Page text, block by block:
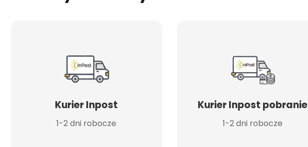
Kurier Inpost
1-2 dni robocze
Kurier Inpost pobranie
1-2 dni robocze